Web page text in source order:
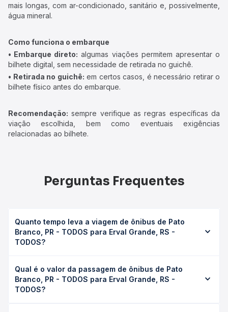
mais longas, com ar-condicionado, sanitário e, possivelmente,
água mineral.
Como funciona o embarque
• Embarque direto: algumas viações permitem apresentar o
bilhete digital, sem necessidade de retirada no guichê.
• Retirada no guichê: em certos casos, é necessário retirar o
bilhete físico antes do embarque.
Recomendação: sempre verifique as regras específicas da
viação escolhida, bem como eventuais exigências
relacionadas ao bilhete.
Perguntas Frequentes
Quanto tempo leva a viagem de ônibus de Pato
Branco, PR - TODOS para Erval Grande, RS -
TODOS?
Erval Grande, RS - TODOS leva em média 0 horas,
podendo variar conforme a viação, o tipo de serviço
(convencional, executivo ou leito) e as condições de
Qual é o valor da passagem de ônibus de Pato
Branco, PR - TODOS para Erval Grande, RS -
TODOS?